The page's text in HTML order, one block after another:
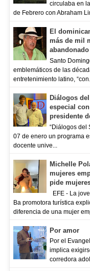
circulaba en
de Febrero con Abraham
El
más de mil
Santo
emblemáticos de las
entretenimiento latino, “con...
Diálogos
especial
presidente
“Diálogos del
07 de enero un programa
docente unive...
Michelle
mujeres
pide
EFE - La
Ba promotora turística
diferencia de una mujer
Por amor
Por el
implica
corredora